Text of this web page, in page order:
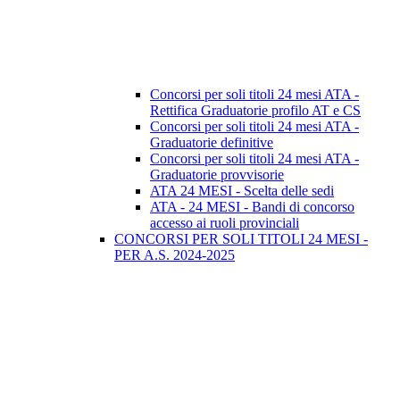
Concorsi per soli titoli 24 mesi ATA -
Rettifica Graduatorie profilo AT e CS
Concorsi per soli titoli 24 mesi ATA -
Graduatorie definitive
Concorsi per soli titoli 24 mesi ATA -
Graduatorie provvisorie
ATA 24 MESI - Scelta delle sedi
ATA - 24 MESI - Bandi di concorso
accesso ai ruoli provinciali
CONCORSI PER SOLI TITOLI 24 MESI -
PER A.S. 2024-2025